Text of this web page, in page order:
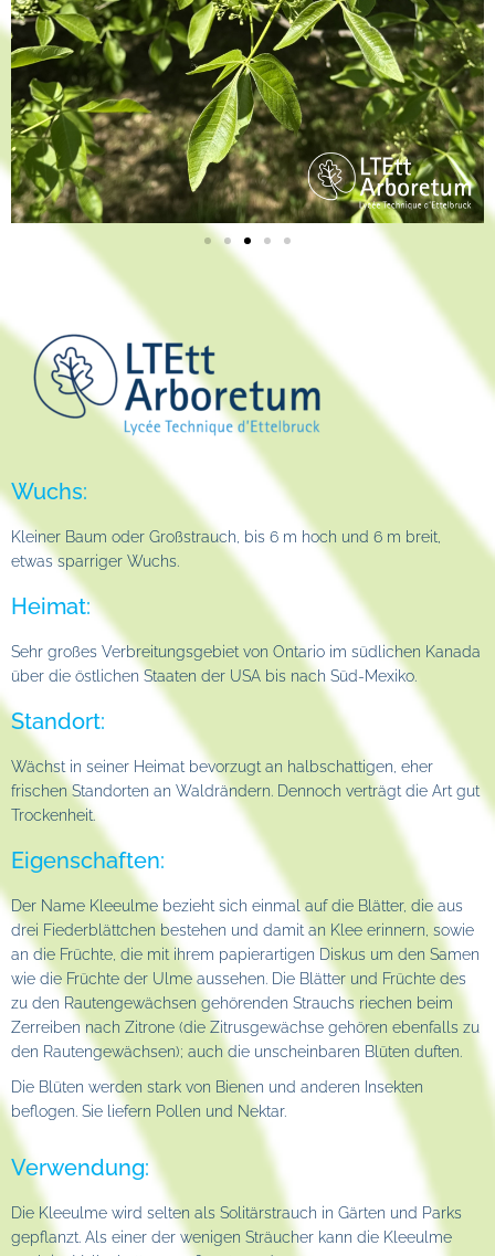
Wuchs:
Kleiner Baum oder Großstrauch, bis 6 m hoch und 6 m breit,
etwas sparriger Wuchs.
Heimat:
Sehr großes Verbreitungsgebiet von Ontario im südlichen Kanada
über die östlichen Staaten der USA bis nach Süd-Mexiko.
Standort:
Wächst in seiner Heimat bevorzugt an halbschattigen, eher
frischen Standorten an Waldrändern. Dennoch verträgt die Art gut
Trockenheit.
Eigenschaften:
Der Name Kleeulme bezieht sich einmal auf die Blätter, die aus
drei Fiederblättchen bestehen und damit an Klee erinnern, sowie
an die Früchte, die mit ihrem papierartigen Diskus um den Samen
wie die Früchte der Ulme aussehen. Die Blätter und Früchte des
zu den Rautengewächsen gehörenden Strauchs riechen beim
Zerreiben nach Zitrone (die Zitrusgewächse gehören ebenfalls zu
den Rautengewächsen); auch die unscheinbaren Blüten duften.
Die Blüten werden stark von Bienen und anderen Insekten
beflogen. Sie liefern Pollen und Nektar.
Verwendung:
Die Kleeulme wird selten als Solitärstrauch in Gärten und Parks
gepflanzt. Als einer der wenigen Sträucher kann die Kleeulme